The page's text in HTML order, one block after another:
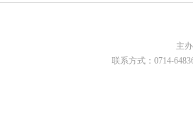
主
联系方式：0714-